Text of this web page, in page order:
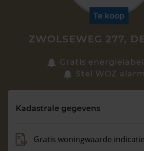
Zoek een woning
Maandag t/m vrijdag - 08:00 -18:00
Te koop
ZWOLSEWEG 277,
Gratis
Stel WOZ
Kadastrale gegevens
Gratis woningwaarde indicatie